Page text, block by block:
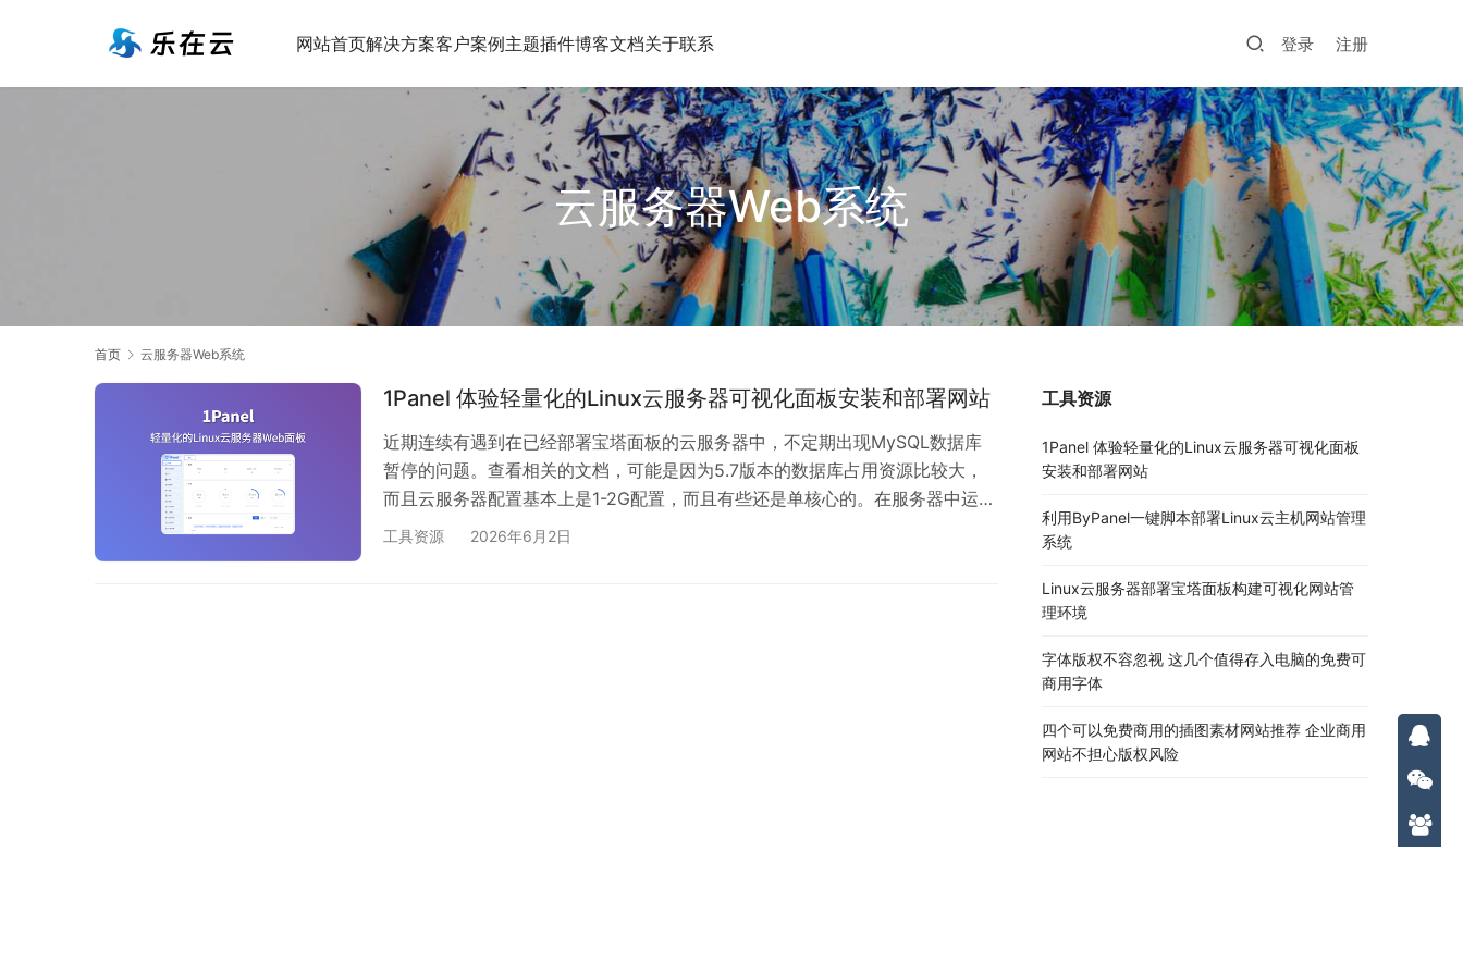
网站首页解决方案客户案例主题插件博客文档关于联系 登录 注册
云服务器Web系统
首页 云服务器Web系统
1Panel 体验轻量化的Linux云服务器可视化面板安装和部署网站
近期连续有遇到在已经部署宝塔面板的云服务器中，不定期出现MySQL数据库
暂停的问题。查看相关的文档，可能是因为5.7版本的数据库占用资源比较大，
而且云服务器配置基本上是1-2G配置，而且有些还是单核心的。在服务器中运行
面板和网站，甚至有的会安装2-3个网站，会导致有些时间段突发占用资源较
工具资源 2026年6月2日
工具资源
1Panel 体验轻量化的Linux云服务器可视化面板
安装和部署网站
利用ByPanel一键脚本部署Linux云主机网站管理
系统
Linux云服务器部署宝塔面板构建可视化网站管
理环境
字体版权不容忽视 这几个值得存入电脑的免费可
商用字体
四个可以免费商用的插图素材网站推荐 企业商用
网站不担心版权风险